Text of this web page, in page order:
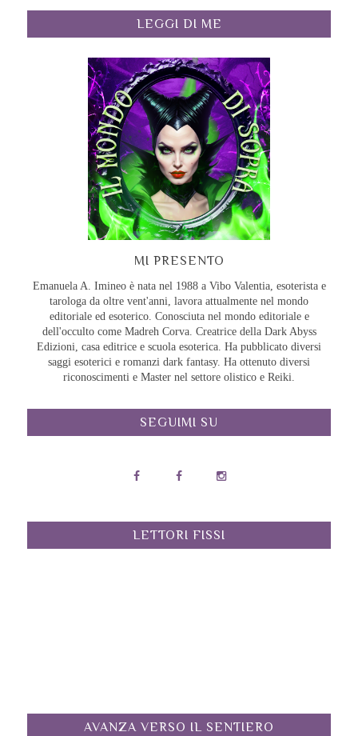
LEGGI DI ME
MI PRESENTO
Emanuela A. Imineo è nata nel 1988 a Vibo Valentia, esoterista e
tarologa da oltre vent'anni, lavora attualmente nel mondo
editoriale ed esoterico. Conosciuta nel mondo editoriale e
dell'occulto come Madreh Corva. Creatrice della Dark Abyss
Edizioni, casa editrice e scuola esoterica. Ha pubblicato diversi
saggi esoterici e romanzi dark fantasy. Ha ottenuto diversi
riconoscimenti e Master nel settore olistico e Reiki.
SEGUIMI SU
LETTORI FISSI
AVANZA VERSO IL SENTIERO